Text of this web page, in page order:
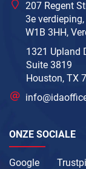
207 Regent
3e
W1B 3HH,
1321 Upland
Suite 3819
Houston, TX
ONZE SOCIALE
Google